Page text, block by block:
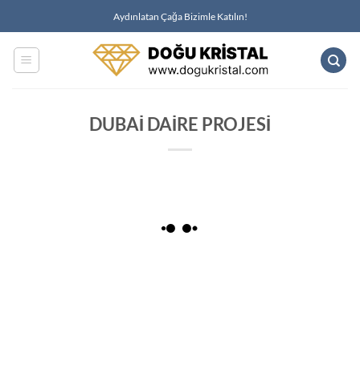
atla
Aydınlatan Çağa Bizimle Katılın!
DUBAİ DAİRE PROJESİ